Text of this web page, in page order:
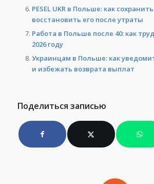
PESEL UKR в Польше: как
восстановить его после утраты
Работа в Польше после 40: как
2026 году
Украинцам в Польше: как
и избежать возврата выплат
Поделиться записью